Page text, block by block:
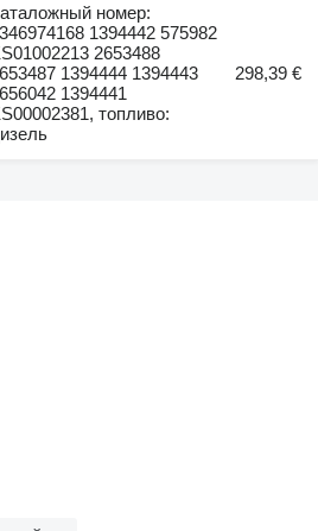
номер:
1394442 575982
2653488
1394444 1394443
1394441
топливо:
298,39 €